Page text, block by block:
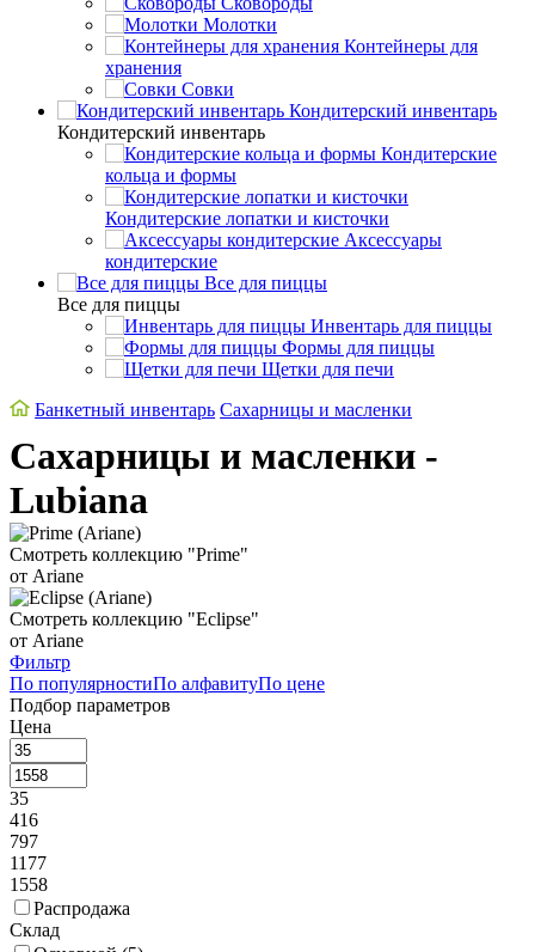
Молотки
Контейнеры для
хранения
Совки
Кондитерский инвентарь
Кондитерский инвентарь
Кондитерские
кольца и формы
Кондитерские лопатки и кисточки
Аксессуары
кондитерские
Все для пиццы
Все для пиццы
Инвентарь для пиццы
Формы для пиццы
Щетки для печи
Банкетный инвентарь Сахарницы и масленки
Сахарницы и масленки -
Lubiana
Смотреть коллекцию "Prime"
от Ariane
Смотреть коллекцию "Eclipse"
от Ariane
Фильтр
По популярностиПо алфавитуПо цене
Подбор параметров
Цена
35
416
797
1177
1558
Распродажа
Склад